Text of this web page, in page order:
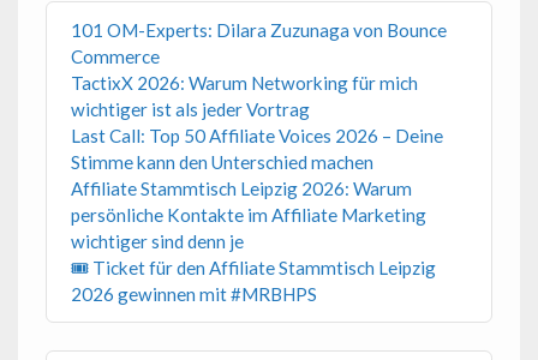
101 OM-Experts: Dilara Zuzunaga von Bounce
Commerce
TactixX 2026: Warum Networking für mich
wichtiger ist als jeder Vortrag
Last Call: Top 50 Affiliate Voices 2026 – Deine
Stimme kann den Unterschied machen
Affiliate Stammtisch Leipzig 2026: Warum
persönliche Kontakte im Affiliate Marketing
wichtiger sind denn je
🎟 Ticket für den Affiliate Stammtisch Leipzig
2026 gewinnen mit #MRBHPS